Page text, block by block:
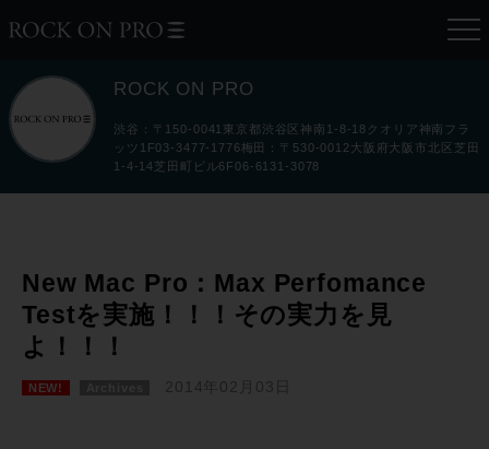
ROCK ON PRO
渋谷：〒150-0041東京都渋谷区神南1-8-18クオリア神南フラ
ッツ1F03-3477-1776梅田：〒530-0012大阪府大阪市北区芝田
1-4-14芝田町ビル6F06-6131-3078
New Mac Pro：Max Perfomance
Testを実施！！！その実力を見
よ！！！
NEW! 2014年02月03日